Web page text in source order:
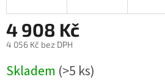
4 908 Kč
4 056 Kč bez DPH
cena:
Skladem (>5 ks)